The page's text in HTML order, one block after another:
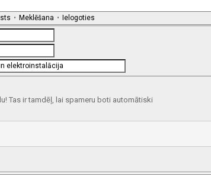
• Meklēšana • Ielogoties
Tas ir tamdēļ, lai spameru boti automātiski